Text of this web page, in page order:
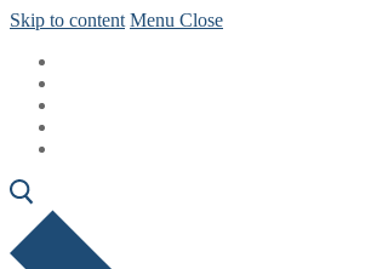
Skip to content Menu Close